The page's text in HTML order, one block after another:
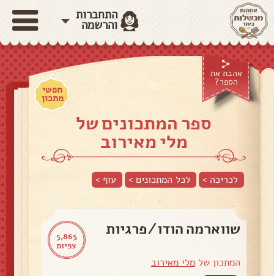
התחברות
והרשמה
אהבת את
הספר?
חפשי
מתכון
ספר המתכונים של
מלי מאירוב
לכריכה > לכל המתכונים > עוף >
5,865
צפיות
שווארמה הודו/פרגיות
המתכון שלמלי מאירוב